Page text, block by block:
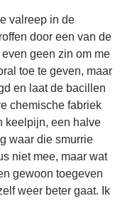
valreep in de
door een van de
geen zin om me
toe te geven, maar
en laat de bacillen
chemische fabriek
keelpijn, een halve
waar die smurrie
niet mee, maar wat
gewoon toegeven
weer beter gaat. Ik